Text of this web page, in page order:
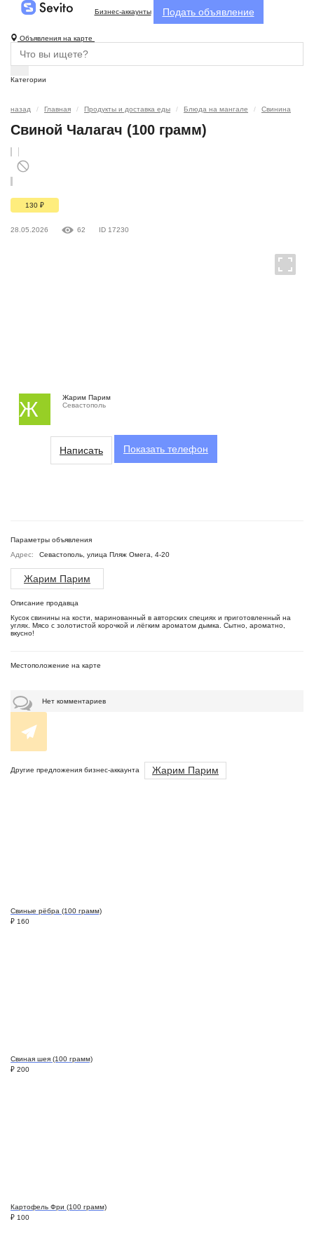
Бизнес-аккаунты Подать объявление
Объявления на карте
Категории
назад Главная Продукты и доставка еды Блюда на мангале Свинина
Свиной Чалагач (100 грамм)
130 ₽
28.05.2026 62 ID 17230
Ж
Жарим Парим
Севастополь
Написать Показать телефон
Параметры объявления
Адрес:
Севастополь, улица Пляж Омега, 4-20
Жарим Парим
Описание продавца
Кусок свинины на кости, маринованный в авторских специях и приготовленный на
углях. Мясо с золотистой корочкой и лёгким ароматом дымка. Сытно, ароматно,
вкусно!
Местоположение на карте
Нет комментариев
Другие предложения бизнес-аккаунта Жарим Парим
Свиные рёбра (100 грамм)
₽ 160
Свиная шея (100 грамм)
₽ 200
Картофель Фри (100 грамм)
₽ 100